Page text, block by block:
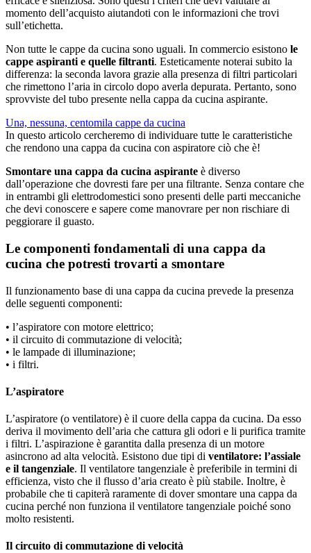
momento dell’acquisto aiutandoti con le informazioni che trovi
sull’etichetta.
Non tutte le cappe da cucina sono uguali. In commercio esistono le
cappe aspiranti e quelle filtranti. Esteticamente noterai subito la
differenza: la seconda lavora grazie alla presenza di filtri particolari
che rimettono l’aria in circolo dopo averla depurata. Pertanto, sono
sprovviste del tubo presente nella cappa da cucina aspirante.
Una, nessuna, centomila cappe da cucina
In questo articolo cercheremo di individuare tutte le caratteristiche
che rendono una cappa da cucina con aspiratore ciò che è!
Smontare una cappa da cucina aspirante è diverso
dall’operazione che dovresti fare per una filtrante. Senza contare che
in entrambi gli elettrodomestici sono presenti delle parti meccaniche
che devi conoscere e sapere come manovrare per non rischiare di
peggiorare il guasto.
Le componenti fondamentali di una cappa da
cucina che potresti trovarti a smontare
Il funzionamento base di una cappa da cucina prevede la presenza
delle seguenti componenti:
• l’aspiratore con motore elettrico;
• il circuito di commutazione di velocità;
• le lampade di illuminazione;
• i filtri.
L’aspiratore
L’aspiratore (o ventilatore) è il cuore della cappa da cucina. Da esso
deriva il movimento dell’aria che cattura gli odori e li purifica tramite
i filtri. L’aspirazione è garantita dalla presenza di un motore
asincrono ad alta velocità. Esistono due tipi di ventilatore: l’assiale
e il tangenziale. Il ventilatore tangenziale è preferibile in termini di
efficienza, visto che il flusso d’aria creato è più stabile. Inoltre, è
probabile che ti capiterà raramente di dover smontare una cappa da
cucina perché non funziona il ventilatore tangenziale poiché sono
molto resistenti.
Il circuito di commutazione di velocità